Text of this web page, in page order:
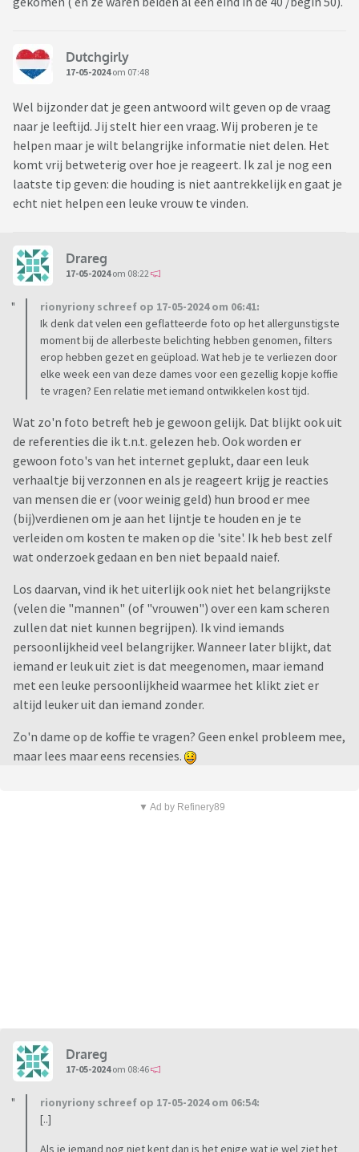
Dutchgirly
17-05-2024om 07:48
Wel bijzonder dat je geen antwoord wilt geven op de vraag
naar je leeftijd. Jij stelt hier een vraag. Wij proberen je te
helpen maar je wilt belangrijke informatie niet delen. Het
komt vrij betweterig over hoe je reageert. Ik zal je nog een
laatste tip geven: die houding is niet aantrekkelijk en gaat je
echt niet helpen een leuke vrouw te vinden.
Drareg
17-05-2024om 08:22
rionyriony schreef op 17-05-2024 om 06:41:
Ik denk dat velen een geflatteerde foto op het allergunstigste
moment bij de allerbeste belichting hebben genomen, filters
erop hebben gezet en geüpload. Wat heb je te verliezen door
elke week een van deze dames voor een gezellig kopje koffie
te vragen? Een relatie met iemand ontwikkelen kost tijd.
Wat zo'n foto betreft heb je gewoon gelijk. Dat blijkt ook uit
de referenties die ik t.n.t. gelezen heb. Ook worden er
gewoon foto's van het internet geplukt, daar een leuk
verhaaltje bij verzonnen en als je reageert krijg je reacties
van mensen die er (voor weinig geld) hun brood er mee
(bij)verdienen om je aan het lijntje te houden en je te
verleiden om kosten te maken op die 'site'. Ik heb best zelf
wat onderzoek gedaan en ben niet bepaald naief.
Los daarvan, vind ik het uiterlijk ook niet het belangrijkste
(velen die "mannen" (of "vrouwen") over een kam scheren
zullen dat niet kunnen begrijpen). Ik vind iemands
persoonlijkheid veel belangrijker. Wanneer later blijkt, dat
iemand er leuk uit ziet is dat meegenomen, maar iemand
met een leuke persoonlijkheid waarmee het klikt ziet er
altijd leuker uit dan iemand zonder.
Zo'n dame op de koffie te vragen? Geen enkel probleem mee,
maar lees maar eens recensies.
▼ Ad by Refinery89
Drareg
17-05-2024om 08:46
rionyriony schreef op 17-05-2024 om 06:54:
[..]
Als je iemand nog niet kent dan is het enige wat je wel ziet het